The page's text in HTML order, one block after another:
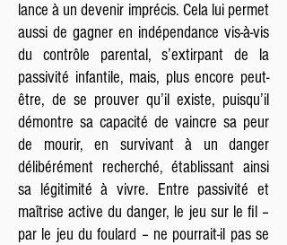
lance à un devenir imprécis. Cela lui permet
aussi de gagner en indépendance vis-à-vis
du contrôle parental, s’extirpant de la
passivité infantile, mais, plus encore peut-
être, de se prouver qu’il existe, puisqu’il
démontre sa capacité de vaincre sa peur
de mourir, en survivant à un danger
délibérément recherché, établissant ainsi
sa légitimité à vivre. Entre passivité et
maîtrise active du danger, le jeu sur le fil –
par le jeu du foulard – ne pourrait-il pas se